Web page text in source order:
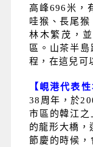
高峰696米，
哇猴、長尾猴
林木繁茂，
區。山茶半
程，在這兒可
【峴港代表
38周年，於
市區的韓江之
的龍形大橋，
節慶的時候，